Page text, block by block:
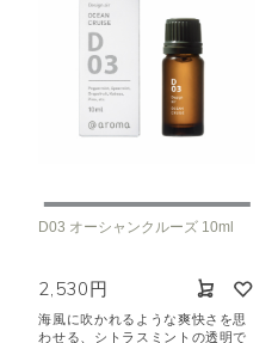
D03 オーシャンクルーズ 10ml
2,530円
海風に吹かれるような爽快さを思
わせる、シトラスミントの透明で